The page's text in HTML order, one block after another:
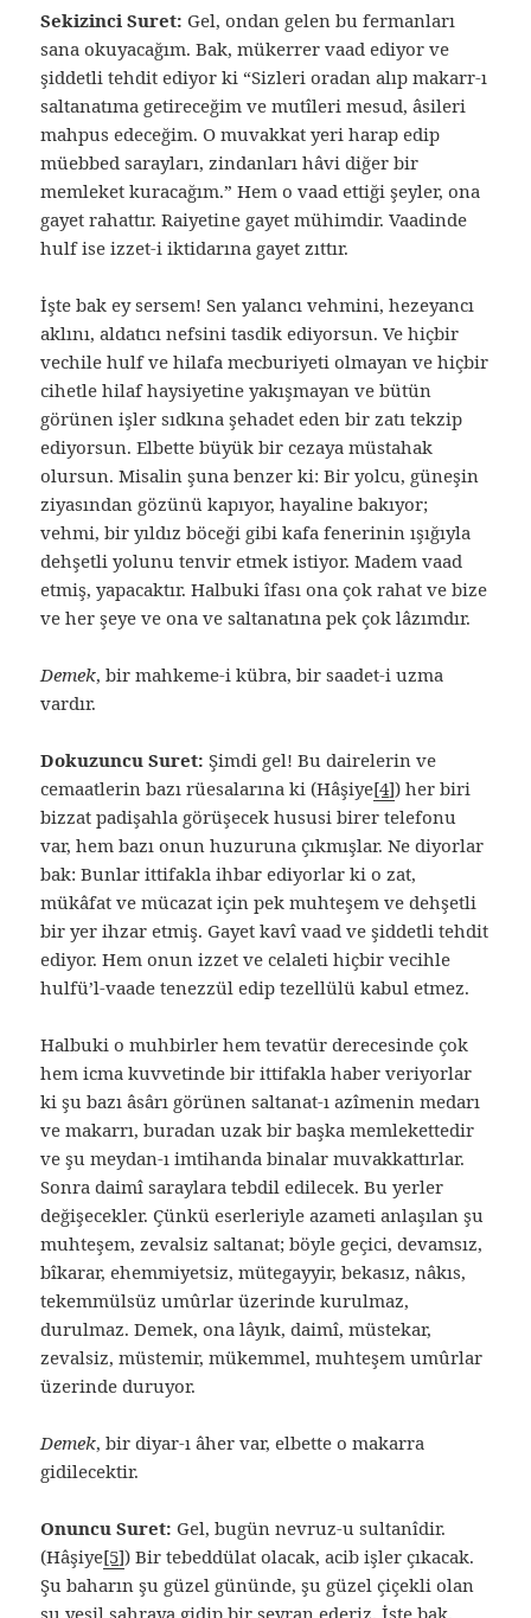
Sekizinci Suret: Gel, ondan gelen bu fermanları
sana okuyacağım. Bak, mükerrer vaad ediyor ve
şiddetli tehdit ediyor ki “Sizleri oradan alıp makarr-ı
saltanatıma getireceğim ve mutîleri mesud, âsileri
mahpus edeceğim. O muvakkat yeri harap edip
müebbed sarayları, zindanları hâvi diğer bir
memleket kuracağım.” Hem o vaad ettiği şeyler, ona
gayet rahattır. Raiyetine gayet mühimdir. Vaadinde
hulf ise izzet-i iktidarına gayet zıttır.
İşte bak ey sersem! Sen yalancı vehmini, hezeyancı
aklını, aldatıcı nefsini tasdik ediyorsun. Ve hiçbir
vechile hulf ve hilafa mecburiyeti olmayan ve hiçbir
cihetle hilaf haysiyetine yakışmayan ve bütün
görünen işler sıdkına şehadet eden bir zatı tekzip
ediyorsun. Elbette büyük bir cezaya müstahak
olursun. Misalin şuna benzer ki: Bir yolcu, güneşin
ziyasından gözünü kapıyor, hayaline bakıyor;
vehmi, bir yıldız böceği gibi kafa fenerinin ışığıyla
dehşetli yolunu tenvir etmek istiyor. Madem vaad
etmiş, yapacaktır. Halbuki îfası ona çok rahat ve bize
ve her şeye ve ona ve saltanatına pek çok lâzımdır.
Demek, bir mahkeme-i kübra, bir saadet-i uzma
vardır.
Dokuzuncu Suret: Şimdi gel! Bu dairelerin ve
cemaatlerin bazı rüesalarına ki (Hâşiye[4]) her biri
bizzat padişahla görüşecek hususi birer telefonu
var, hem bazı onun huzuruna çıkmışlar. Ne diyorlar
bak: Bunlar ittifakla ihbar ediyorlar ki o zat,
mükâfat ve mücazat için pek muhteşem ve dehşetli
bir yer ihzar etmiş. Gayet kavî vaad ve şiddetli tehdit
ediyor. Hem onun izzet ve celaleti hiçbir vecihle
hulfü’l-vaade tenezzül edip tezellülü kabul etmez.
Halbuki o muhbirler hem tevatür derecesinde çok
hem icma kuvvetinde bir ittifakla haber veriyorlar
ki şu bazı âsârı görünen saltanat-ı azîmenin medarı
ve makarrı, buradan uzak bir başka memlekettedir
ve şu meydan-ı imtihanda binalar muvakkattırlar.
Sonra daimî saraylara tebdil edilecek. Bu yerler
değişecekler. Çünkü eserleriyle azameti anlaşılan şu
muhteşem, zevalsiz saltanat; böyle geçici, devamsız,
bîkarar, ehemmiyetsiz, mütegayyir, bekasız, nâkıs,
tekemmülsüz umûrlar üzerinde kurulmaz,
durulmaz. Demek, ona lâyık, daimî, müstekar,
zevalsiz, müstemir, mükemmel, muhteşem umûrlar
üzerinde duruyor.
Demek, bir diyar-ı âher var, elbette o makarra
gidilecektir.
Onuncu Suret: Gel, bugün nevruz-u sultanîdir.
(Hâşiye[5]) Bir tebeddülat olacak, acib işler çıkacak.
Şu baharın şu güzel gününde, şu güzel çiçekli olan